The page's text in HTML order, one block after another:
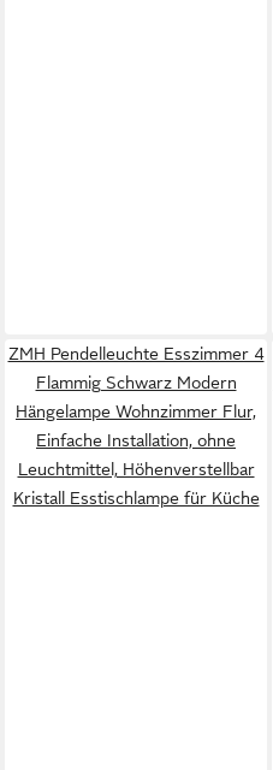
ZMH Pendelleuchte Esszimmer 4
Flammig Schwarz Modern
Hängelampe Wohnzimmer Flur,
Einfache Installation, ohne
Leuchtmittel, Höhenverstellbar
Kristall Esstischlampe für Küche